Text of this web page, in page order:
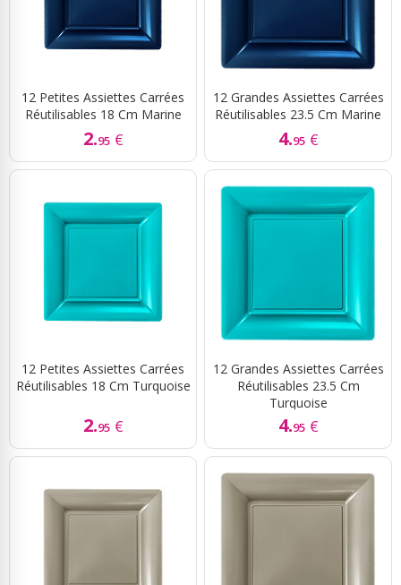
12 Petites Assiettes Carrées
Réutilisables 18 Cm Marine
2.95 €
12 Grandes Assiettes Carrées
Réutilisables 23.5 Cm Marine
4.95 €
12 Petites Assiettes Carrées
Réutilisables 18 Cm Turquoise
2.95 €
12 Grandes Assiettes Carrées
Réutilisables 23.5 Cm
Turquoise
4.95 €